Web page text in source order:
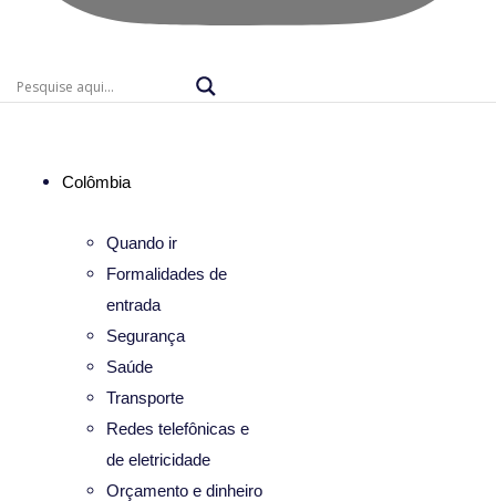
Colômbia
Quando ir
Formalidades de
entrada
Segurança
Saúde
Transporte
Redes telefônicas e
de eletricidade
Orçamento e dinheiro